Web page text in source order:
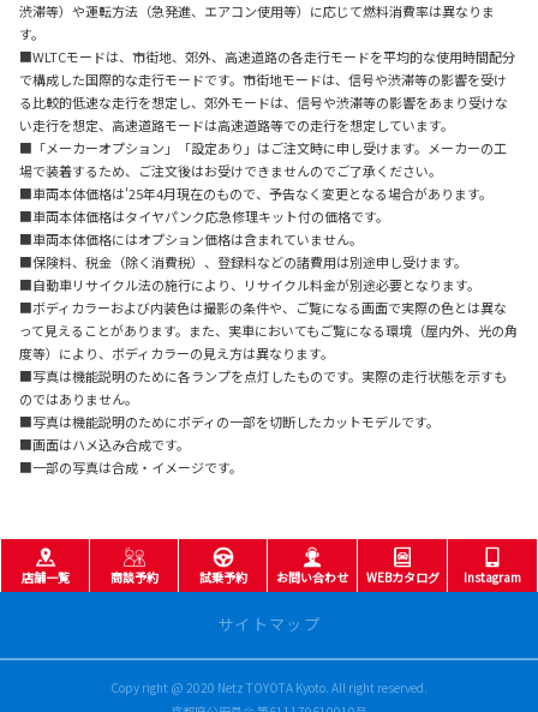
渋滞等）や運転方法（急発進、エアコン使用等）に応じて燃料消費率は異なりま
す。
■WLTCモードは、市街地、郊外、高速道路の各走行モードを平均的な使用時間配分
で構成した国際的な走行モードです。市街地モードは、信号や渋滞等の影響を受け
る比較的低速な走行を想定し、郊外モードは、信号や渋滞等の影響をあまり受けな
い走行を想定、高速道路モードは高速道路等での走行を想定しています。
■「メーカーオプション」「設定あり」はご注文時に申し受けます。メーカーの工
場で装着するため、ご注文後はお受けできませんのでご了承ください。
■車両本体価格は'25年4月現在のもので、予告なく変更となる場合があります。
■車両本体価格はタイヤパンク応急修理キット付の価格です。
■車両本体価格にはオプション価格は含まれていません。
■保険料、税金（除く消費税）、登録料などの諸費用は別途申し受けます。
■自動車リサイクル法の施行により、リサイクル料金が別途必要となります。
■ボディカラーおよび内装色は撮影の条件や、ご覧になる画面で実際の色とは異な
って見えることがあります。また、実車においてもご覧になる環境（屋内外、光の角
度等）により、ボディカラーの見え方は異なります。
■写真は機能説明のために各ランプを点灯したものです。実際の走行状態を示すも
のではありません。
■写真は機能説明のためにボディの一部を切断したカットモデルです。
■画面はハメ込み合成です。
■一部の写真は合成・イメージです。
店舗一覧 商談予約 試乗予約 お問い合わせ WEBカタログ Instagram
サイトマップ
Copy right @ 2020 Netz TOYOTA Kyoto. All right reserved.